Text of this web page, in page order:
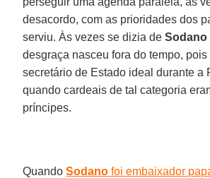
desacordo, com as prioridades dos
serviu. Às vezes se dizia deSodano
desgraça nasceu fora do tempo,
secretário de Estado ideal durante a
quando cardeais de tal categoria
príncipes.
QuandoSodano foi embaixador